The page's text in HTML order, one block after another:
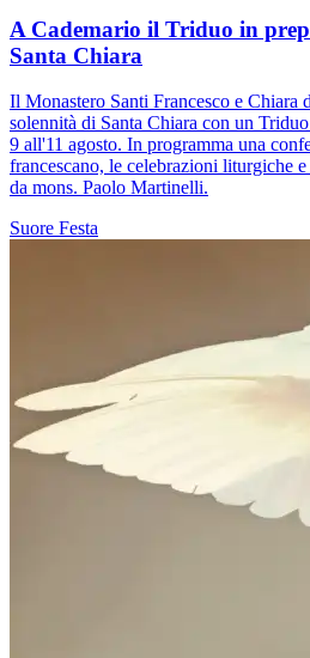
A Cademario il Triduo in
Santa Chiara
Il Monastero Santi Francesco e Chiara
solennità di Santa Chiara con un
9 all'11 agosto. In programma una
francescano, le celebrazioni liturgiche
da mons. Paolo Martinelli.
Suore Festa